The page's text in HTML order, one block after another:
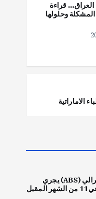
العراق… قراءة
وحلولها
الاماراتية
غير مصنف
عمر الشمري الذي
بلعبة كمال
مكتب الإحصاءات الأسترالي (ABS) يجري